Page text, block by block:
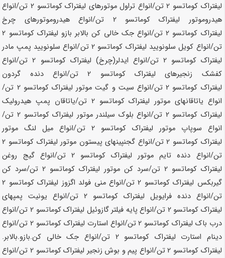
لیفتراک کوماتسو
/انواع تراول موتورهای لیفتراک کوماتسو
/انواع
هیدروموتور لیفتراک کوماتسو 2 تن
/انواع هیدروموتورهای چرخ
لیفتراک کوماتسو
/انواع جک خالی کن بالابر بازو لیفتراک کوماتسو 2
تن/انواع کویل سلونویید لیفتراک کوماتسو 2 تن
/انواع سلونویید پمپ مادر
لیفتراک کوماتسو 2 تن /انواع ایدلر(چرخ) لیفتراک کوماتسو
/انواع
کفشک زنجیرهای لیفتراک کوماتسو
/انواع دنده گردون
لیفتراک کوماتسو
/انواع سیت و گیت موتور لیفتراک کوماتسو 2 تن
/
انواع یاتاقانهای موتور لیفتراک کوماتسو 2 تن
/یاتاقان پمپ هیدرولیک
لیفتراک کوماتسو 2 تن /انواع بلوک سیلندر موتور لیفتراک کوماتسو 2 تن
/
انواع سوپاپ موتور لیفتراک کوماتسو 2 تن
/انواع میل لنگ موتور
لیفتراک کوماتسو
/انواع گجنپینهای پیستون موتور لیفتراک کوماتسو 2
تن/انواع دنده تایم موتور لیفتراک کوماتسو 2 تن
/انواع گیج روغن
لیفتراک کوماتسو 2 تن /سرد کن موتور لیفتراک کوماتسو
/سرد کن
گیربکس لیفتراک کوماتسو
/انواع منی فولد اگزوز لیفتراک کوماتسو 2
تن/انواع دنده فرایویل لیفتراک کوماتسو
/انواع یونیت پمپهای
لیفتراک کوماتسو 2 تن /انواع پایه فیلتر گازوئیل لیفتراک کوماتسو 2 تن
/انواع
درب باک لیفتراک کوماتسو
/انواع استارت لیفتراک کوماتسو
/انواع
دینام استارت لیفتراک کوماتسو 2 تن
/انواع جک خالی کن.بازو.بالابر.
لیفتراک کوماتسو
/انواع پیم و بوش زنجیر لیفتراک کوماتسو
/انواع